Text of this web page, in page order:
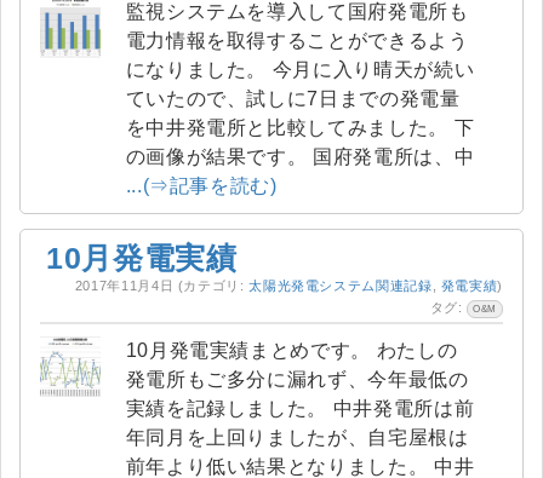
監視システムを導入して国府発電所も
電力情報を取得することができるよう
になりました。 今月に入り晴天が続い
ていたので、試しに7日までの発電量
を中井発電所と比較してみました。 下
の画像が結果です。 国府発電所は、中
...(⇒記事を読む)
10月発電実績
2017年11月4日 (カテゴリ:太陽光発電システム関連記録 発電実績)
タグ:
O&M
10月発電実績まとめです。 わたしの
発電所もご多分に漏れず、今年最低の
実績を記録しました。 中井発電所は前
年同月を上回りましたが、自宅屋根は
前年より低い結果となりました。 中井